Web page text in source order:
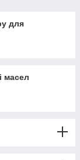
для
масел